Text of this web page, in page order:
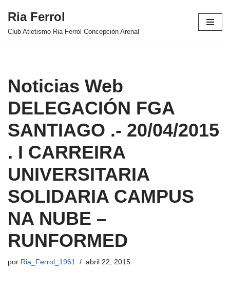
Saltar
Ria Ferrol
Club Atletismo Ria Ferrol Concepción Arenal
Noticias Web
DELEGACIÓN FGA
SANTIAGO .- 20/04/2015
. I CARREIRA
UNIVERSITARIA
SOLIDARIA CAMPUS
NA NUBE –
RUNFORMED
por Ria_Ferrol_1961 abril 22, 2015